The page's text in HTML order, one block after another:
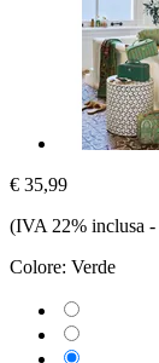
€ 35,99
(IVA 22% inclusa -
Colore: Verde